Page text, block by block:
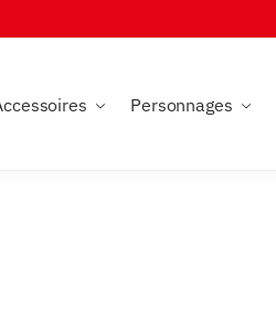
Personnages